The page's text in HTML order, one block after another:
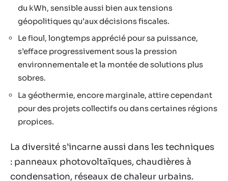
du kWh, sensible aussi bien aux tensions
géopolitiques qu’aux décisions fiscales.
Le fioul, longtemps apprécié pour sa puissance,
s’efface progressivement sous la pression
environnementale et la montée de solutions plus
sobres.
La géothermie, encore marginale, attire cependant
pour des projets collectifs ou dans certaines régions
propices.
La diversité s’incarne aussi dans les techniques
: panneaux photovoltaïques, chaudières à
condensation, réseaux de chaleur urbains.